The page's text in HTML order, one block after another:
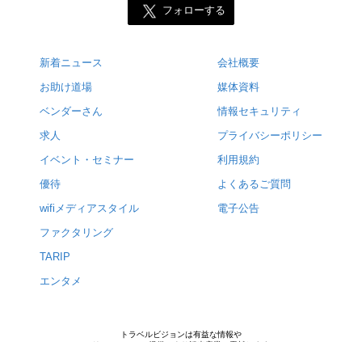
フォローする
新着ニュース
お助け道場
ベンダーさん
求人
イベント・セミナー
優待
wifiメディアスタイル
ファクタリング
TARIP
エンタメ
会社概要
媒体資料
情報セキュリティ
プライバシーポリシー
利用規約
よくあるご質問
電子公告
トラベルビジョンは有益な情報や